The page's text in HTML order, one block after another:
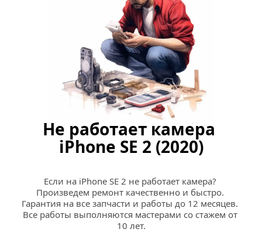
Не работает камера
iPhone SE 2 (2020)
Если на iPhone SE 2 не работает камера?
Произведем ремонт качественно и быстро.
Гарантия на все запчасти и работы до 12 месяцев.
Все работы выполняются мастерами со стажем от
10 лет.